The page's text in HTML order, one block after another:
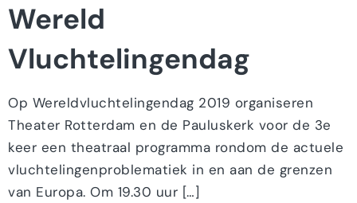
Wereld
Vluchtelingendag
Op Wereldvluchtelingendag 2019 organiseren
Theater Rotterdam en de Pauluskerk voor de 3e
keer een theatraal programma rondom de actuele
vluchtelingenproblematiek in en aan de grenzen
van Europa. Om 19.30 uur […]